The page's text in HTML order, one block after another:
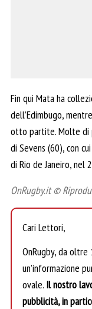
Fin qui Mata ha
dell’Edimbugo,
otto partite. Molte di
di Sevens (60), con
di Rio de Janeiro, nel
OnRugby.it ©
Cari Lettori,
OnRugby, da
un’informazione
ovale. Il nostro
pubblicità, in